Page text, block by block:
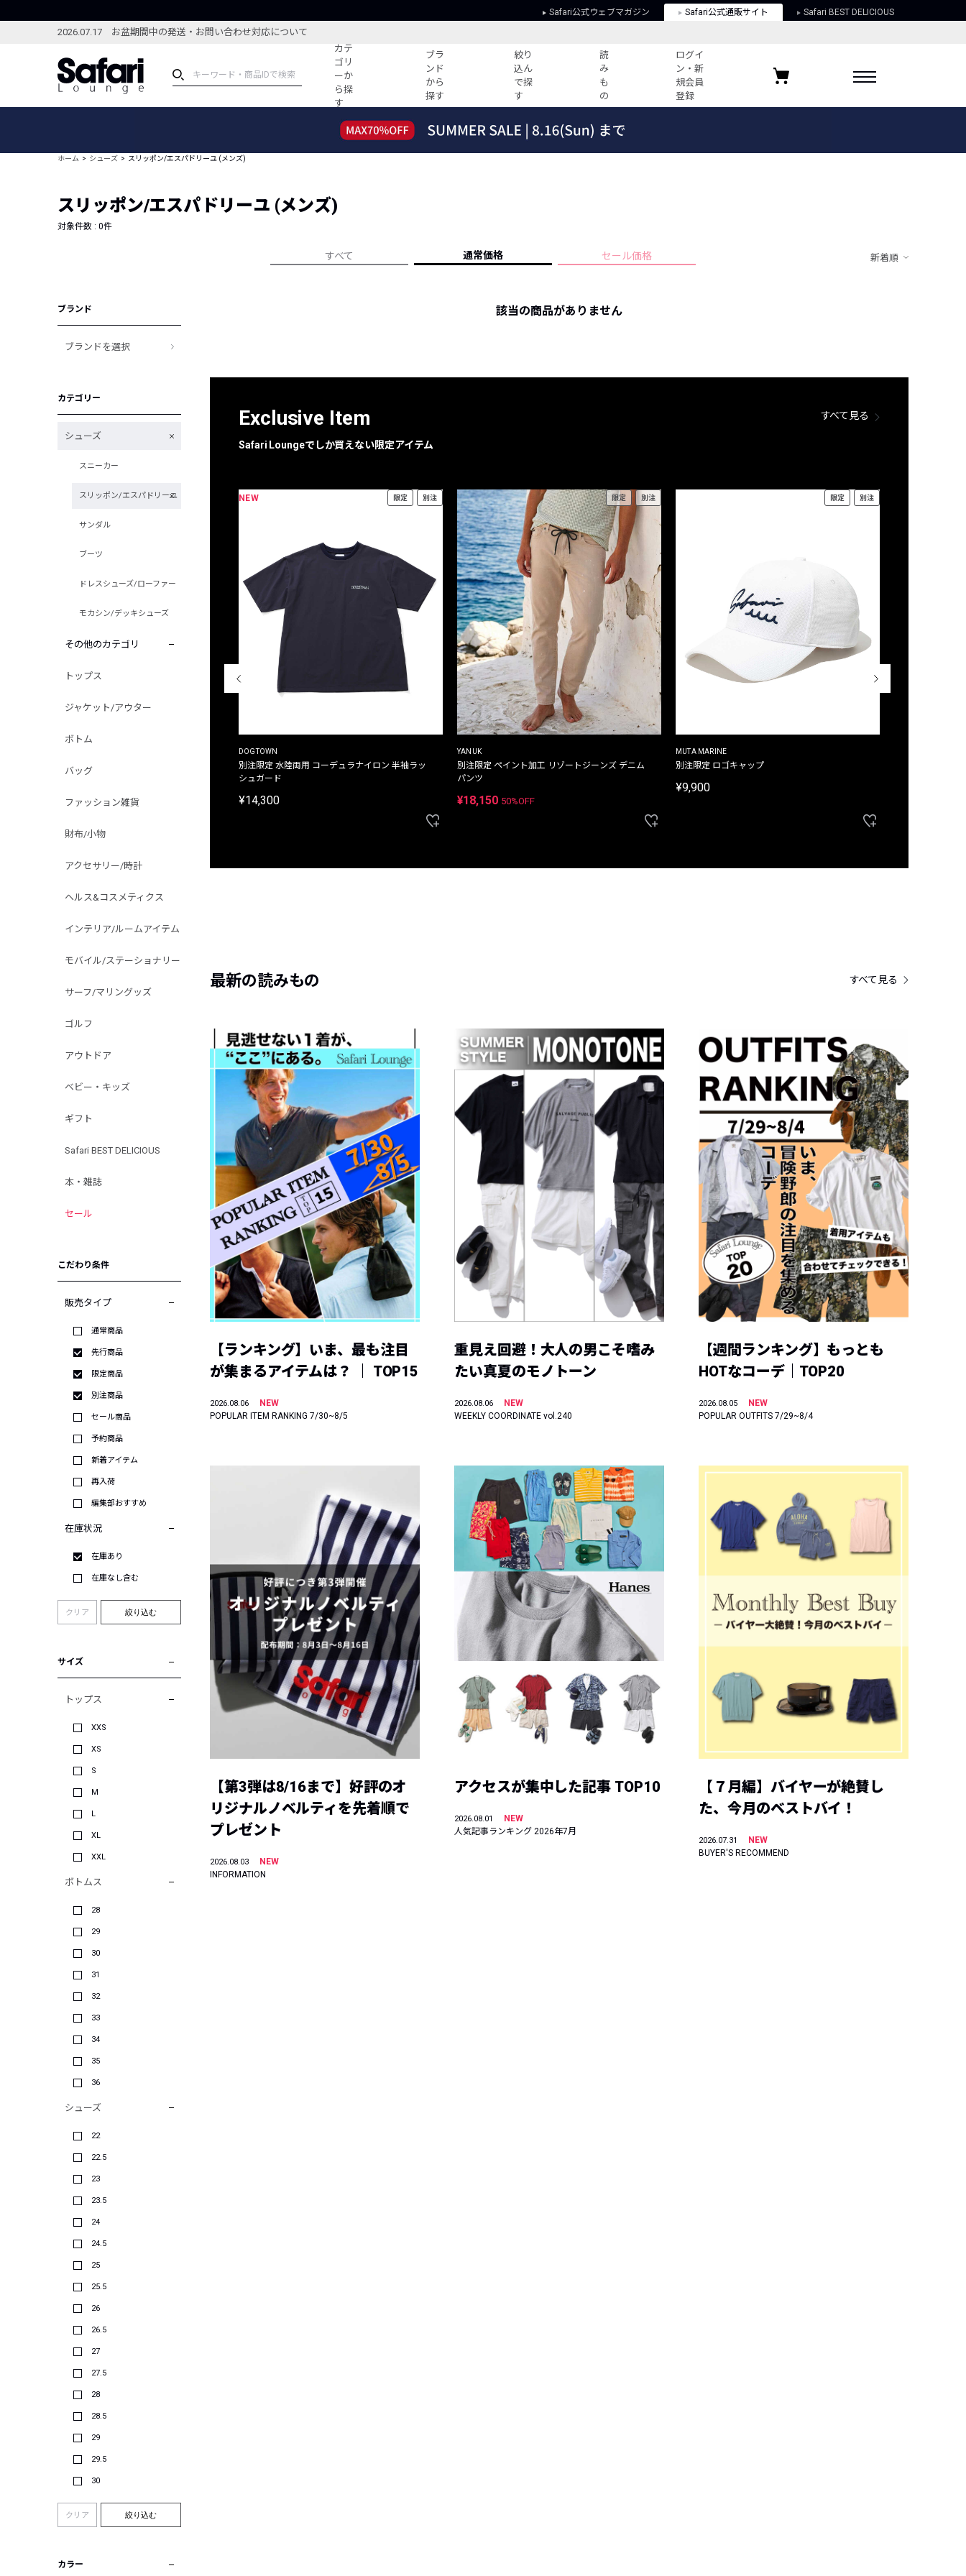
Safari公式ウェブマガジン Safari公式通販サイト Safari BEST DELICIOUS
2026.07.17 お盆期間中の発送・お問い合わせ対応について
カテ
ゴリ
ーか
ら探
す
ブラ
ンド
から
探す
絞り
込ん
で探
す
読
み
も
の
ログイ
ン・新
規会員
登録
ブランドから探す
新着アイテム
編集部のおすすめアイテム
特集記事
コーディネート
すべての記事
人気記事ランキング
フォーカスブランド
プライバシーポリシー
お気に入りブランド
ホーム シューズ スリッポン/エスパドリーユ (メンズ)
スリッポン/エスパドリーユ (メンズ)
対象件数 : 0件
すべて 通常価格 セール価格 新着順
ブランド
ブランドを選択
カテゴリー
シューズ
スニーカー
スリッポン/エスパドリーユ
サンダル
ブーツ
ドレスシューズ/ローファー
モカシン/デッキシューズ
その他のカテゴリ
トップス
ジャケット/アウター
ボトム
バッグ
ファッション雑貨
財布/小物
アクセサリー/時計
ヘルス&コスメティクス
インテリア/ルームアイテム
モバイル/ステーショナリー
サーフ/マリングッズ
ゴルフ
アウトドア
ベビー・キッズ
ギフト
Safari BEST DELICIOUS
本・雑誌
セール
こだわり条件
販売タイプ
通常商品
先行商品
限定商品
別注商品
セール商品
予約商品
新着アイテム
再入荷
編集部おすすめ
在庫状況
在庫あり
在庫なし含む
クリア 絞り込む
サイズ
トップス
XXS
XS
S
M
L
XL
XXL
ボトムス
28
29
30
31
32
33
34
35
36
シューズ
22
22.5
23
23.5
24
24.5
25
25.5
26
26.5
27
27.5
28
28.5
29
29.5
30
クリア 絞り込む
カラー
該当の商品がありません
Exclusive Item
Safari Loungeでしか買えない限定アイテム
すべて見る
限定
別注限定 ピグメントダイ バックプリント サーフ
プリントTシャツ
NEW 限定 別注
DOGTOWN
別注限定 水陸両用 コーデュラナイロン 半袖ラッ
シュガード
¥14,300
限定 別注
YANUK
別注限定 ペイント加工 リゾートジーンズ デニム
パンツ
¥18,150 50%OFF
限定 別注
MUTA MARINE
別注限定 ロゴキャップ
¥9,900
最新の読みもの すべて見る
【ランキング】いま、最も注目
が集まるアイテムは？ ｜ TOP15
2026.08.06
NEW
POPULAR ITEM RANKING 7/30~8/5
重見え回避！大人の男こそ嗜み
たい真夏のモノトーン
2026.08.06
NEW
WEEKLY COORDINATE vol.240
【週間ランキング】もっとも
HOTなコーデ｜TOP20
2026.08.05
NEW
POPULAR OUTFITS 7/29~8/4
【第3弾は8/16まで】好評のオ
リジナルノベルティを先着順で
プレゼント
2026.08.03
NEW
INFORMATION
アクセスが集中した記事 TOP10
2026.08.01
NEW
人気記事ランキング 2026年7月
【７月編】バイヤーが絶賛し
た、今月のベストバイ！
2026.07.31
NEW
BUYER'S RECOMMEND